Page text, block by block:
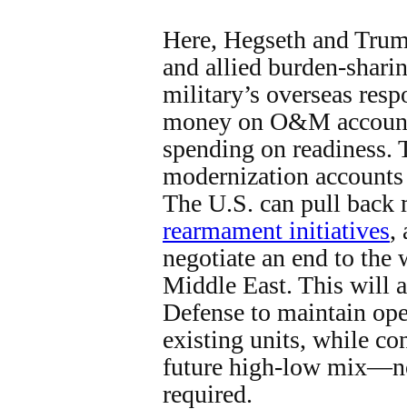
Here, Hegseth and
and allied burden-
military’s overseas
money on O&M
spending on readiness.
modernization
The U.S. can pull back
rearmament initiatives,
negotiate an end to the
Middle East. This will
Defense to maintain
existing units, while
future high-low
required.